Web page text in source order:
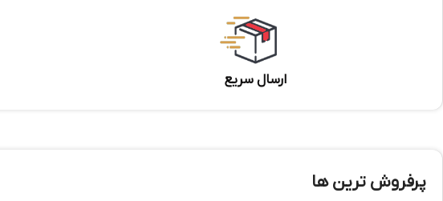
ارسال سریع
پرفروش ترین ها